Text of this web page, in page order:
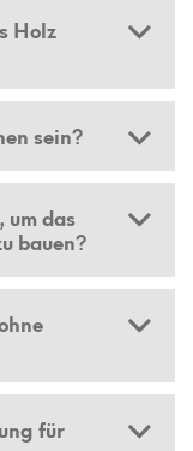
Holz
sein?
das
bauen?
für